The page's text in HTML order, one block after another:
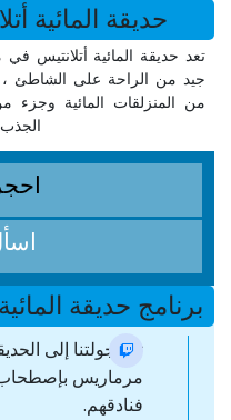
حديقة المائية
تعد حديقة المائية
جيد من الراحة على الشاطئ ،
من المنزلقات المائية وجزء
برنامج حديقة
تبدأ جولتنا إلى
مرماريس
فنادقهم.